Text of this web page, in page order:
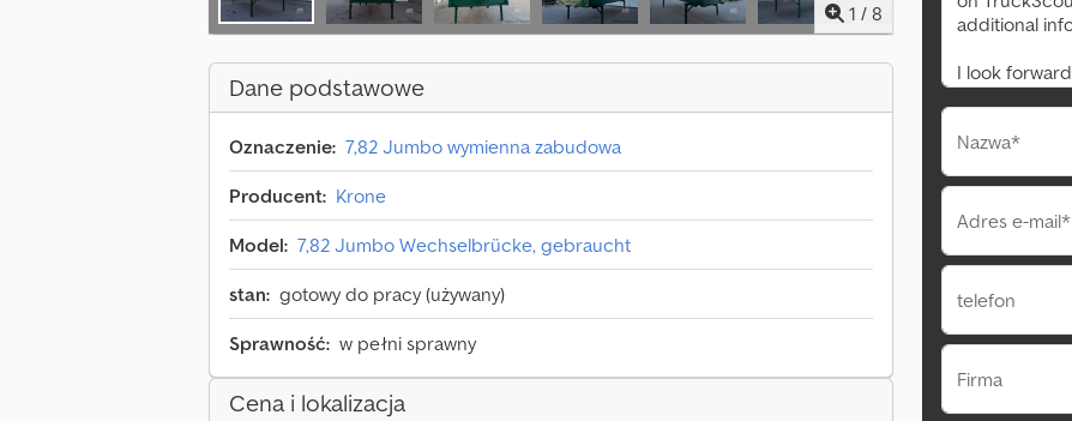
1 / 8
Dane podstawowe
Oznaczenie: 7,82 Jumbo wymienna zabudowa
Producent: Krone
Model: 7,82 Jumbo Wechselbrücke, gebraucht
stan: gotowy do pracy (używany)
Sprawność: w pełni sprawny
Cena i lokalizacja
Nazwa*
Adres e-mail*
telefon
Firma